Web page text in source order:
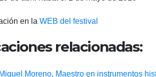
en la WEB del festival
relacionadas:
Moreno, Maestro en instrumentos